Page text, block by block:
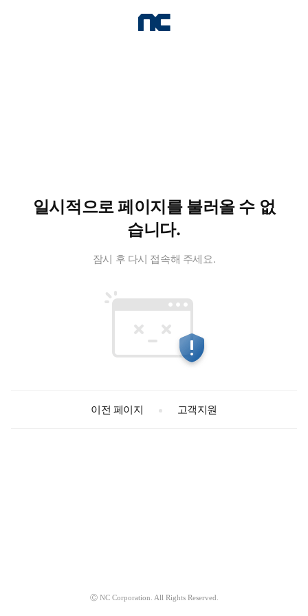
일시적으로 페이지를 불러올 수 없
습니다.
잠시 후 다시 접속해 주세요.
이전 페이지 고객지원
Ⓒ NC Corporation. All Rights Reserved.